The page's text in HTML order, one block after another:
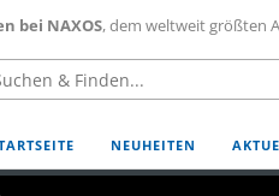
bei NAXOS, dem weltweit größten
NEUHEITEN